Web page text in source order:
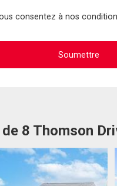
consentez à nos
8 Thomson